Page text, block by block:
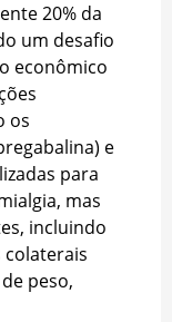
20% da
um desafio
econômico
os
e
para
mas
incluindo
colaterais
peso,